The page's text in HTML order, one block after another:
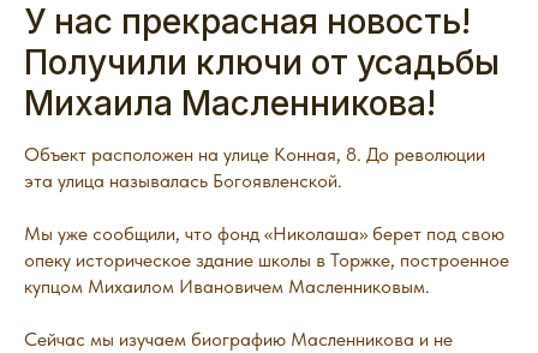
У нас прекрасная новость!
Получили ключи от усадьбы
Михаила Масленникова!
Объект расположен на улице Конная, 8. До революции
эта улица называлась Богоявленской.
Мы уже сообщили, что фонд «Николаша» берет под свою
опеку историческое здание школы в Торжке, построенное
купцом Михаилом Ивановичем Масленниковым.
Сейчас мы изучаем биографию Масленникова и не